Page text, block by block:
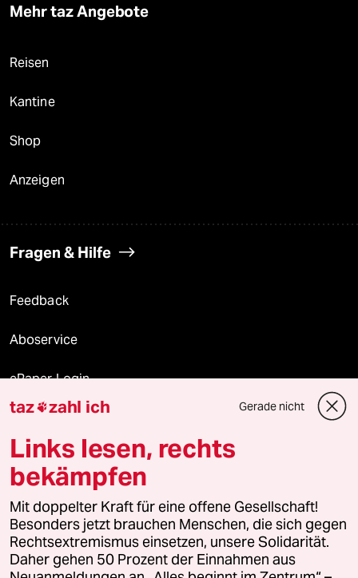
Mehr taz Angebote
Reisen
Kantine
Shop
Anzeigen
Fragen & Hilfe
Feedback
Aboservice
ePaper Login
Downloads für Abonnierende
© 2026 taz Verlags und Vertriebs GmbH
Alle Rechte vorbehalten. Bei rechtlichen Fragen oder für Genehmigungen
wenden Sie sich bitte an
lizenzen@taz.de
Feedback Redaktionsstatut Kommune-Richtlinien
taz zahl ich Gerade nicht
Links lesen, rechts
bekämpfen
Mit doppelter Kraft für eine offene Gesellschaft!
Besonders jetzt brauchen Menschen, die sich gegen
Rechtsextremismus einsetzen, unsere Solidarität.
Daher gehen 50 Prozent der Einnahmen aus